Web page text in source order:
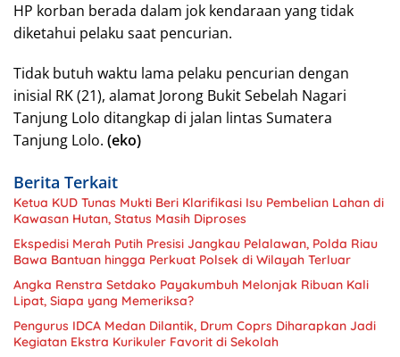
HP korban berada dalam jok kendaraan yang tidak
diketahui pelaku saat pencurian.
Tidak butuh waktu lama pelaku pencurian dengan
inisial RK (21), alamat Jorong Bukit Sebelah Nagari
Tanjung Lolo ditangkap di jalan lintas Sumatera
Tanjung Lolo. (eko)
Berita Terkait
Ketua KUD Tunas Mukti Beri Klarifikasi Isu Pembelian Lahan di
Kawasan Hutan, Status Masih Diproses
Ekspedisi Merah Putih Presisi Jangkau Pelalawan, Polda Riau
Bawa Bantuan hingga Perkuat Polsek di Wilayah Terluar
Angka Renstra Setdako Payakumbuh Melonjak Ribuan Kali
Lipat, Siapa yang Memeriksa?
Pengurus IDCA Medan Dilantik, Drum Coprs Diharapkan Jadi
Kegiatan Ekstra Kurikuler Favorit di Sekolah